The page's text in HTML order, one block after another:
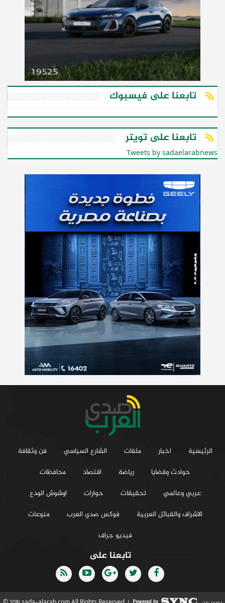
تابعنا على فيسبوك
تابعنا على تويتر
Tweets by sadaelarabnews
الرئيسية اخبار ملفات الشارع السياسي
فن وثقافة
حوادث وقضايا
رياضة اقتصاد
محافظات
عربي وعالمي
تحقيقات حوارات
اوشوش الودع
الاشراف والقبائل العربية
فوكس صدي العرب
منوعات
فيديو جراف
تابعنا على